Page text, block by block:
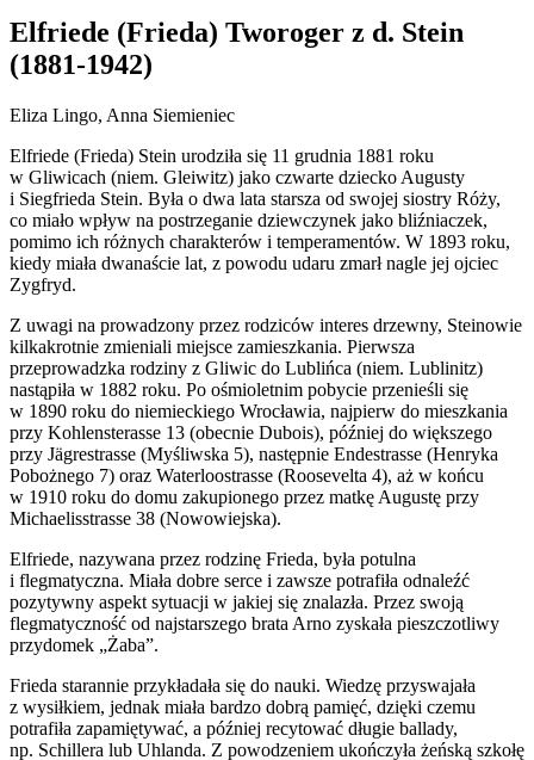
Elfriede (Frieda) Tworoger z d. Stein
(1881-1942)
Eliza Lingo, Anna Siemieniec
Elfriede (Frieda) Stein urodziła się 11 grudnia 1881 roku
w Gliwicach (niem. Gleiwitz) jako czwarte dziecko Augusty
i Siegfrieda Stein. Była o dwa lata starsza od swojej siostry Róży,
co miało wpływ na postrzeganie dziewczynek jako bliźniaczek,
pomimo ich różnych charakterów i temperamentów. W 1893 roku,
kiedy miała dwanaście lat, z powodu udaru zmarł nagle jej ojciec
Zygfryd.
Z uwagi na prowadzony przez rodziców interes drzewny, Steinowie
kilkakrotnie zmieniali miejsce zamieszkania. Pierwsza
przeprowadzka rodziny z Gliwic do Lublińca (niem. Lublinitz)
nastąpiła w 1882 roku. Po ośmioletnim pobycie przenieśli się
w 1890 roku do niemieckiego Wrocławia, najpierw do mieszkania
przy Kohlensterasse 13 (obecnie Dubois), później do większego
przy Jӓgrestrasse (Myśliwska 5), następnie Endestrasse (Henryka
Pobożnego 7) oraz Waterloostrasse (Roosevelta 4), aż w końcu
w 1910 roku do domu zakupionego przez matkę Augustę przy
Michaelisstrasse 38 (Nowowiejska).
Elfriede, nazywana przez rodzinę Frieda, była potulna
i flegmatyczna. Miała dobre serce i zawsze potrafiła odnaleźć
pozytywny aspekt sytuacji w jakiej się znalazła. Przez swoją
flegmatyczność od najstarszego brata Arno zyskała pieszczotliwy
przydomek „Żaba”.
Frieda starannie przykładała się do nauki. Wiedzę przyswajała
z wysiłkiem, jednak miała bardzo dobrą pamięć, dzięki czemu
potrafiła zapamiętywać, a później recytować długie ballady,
np. Schillera lub Uhlanda. Z powodzeniem ukończyła żeńską szkołę